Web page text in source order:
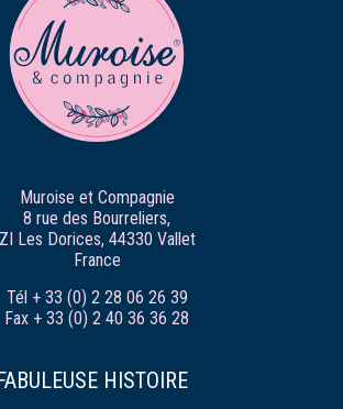
Muroise et Compagnie
8 rue des Bourreliers,
ZI Les Dorices, 44330 Vallet
France
Tél + 33 (0) 2 28 06 26 39
Fax + 33 (0) 2 40 36 36 28
HISTOIRE